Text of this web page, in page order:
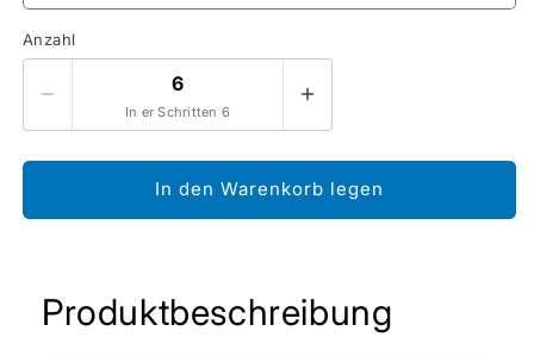
Anzahl
In er Schritten 6
In den Warenkorb legen
Produktbeschreibung